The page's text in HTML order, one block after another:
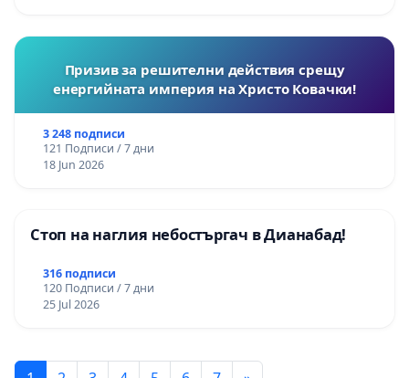
Призив за решителни действия срещу
енергийната империя на Христо Ковачки!
3 248 подписи
121 Подписи / 7 дни
18 Jun 2026
Стоп на наглия небостъргач в Дианабад!
316 подписи
120 Подписи / 7 дни
25 Jul 2026